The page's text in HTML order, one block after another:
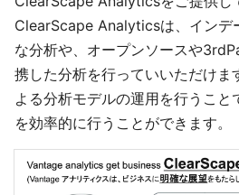
ClearScape Analyticsは、インデ
な分析や、オープンソースや
携した分析を行っていいただけ
よる分析モデルの運用を行うこと
を効率的に行うことができます。